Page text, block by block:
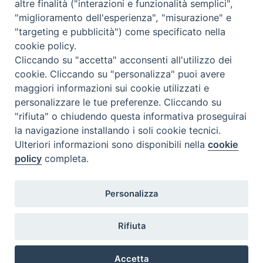
Piazza Mario Dottori, 14
02047 Poggio Mirteto (Rieti)
diocesi@diocesisabina.it
altre finalità ("interazioni e funzionalità semplici",
"miglioramento dell'esperienza", "misurazione" e
"targeting e pubblicità") come specificato nella
cookie policy.
Cliccando su "accetta" acconsenti all'utilizzo dei
cookie. Cliccando su "personalizza" puoi avere
maggiori informazioni sui cookie utilizzati e
personalizzare le tue preferenze. Cliccando su
"rifiuta" o chiudendo questa informativa proseguirai
la navigazione installando i soli cookie tecnici.
Ulteriori informazioni sono disponibili nellacookie
policy completa.
Personalizza
Rifiuta
Accetta